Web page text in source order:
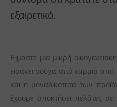
εξαιρετικό.
Είμαστε μια μικρή
εισάγει ρούχα από καρμίρ
και η μοναδικότητα των
έχουμε αποκτήσει πελάτες